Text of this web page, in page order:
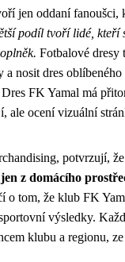
jen oddaní fanoušci,
podíl tvoří lidé, kteří
Fotbalové dresy
nosit dres
FK Yamal má
ale ocení vizuální
potvrzují,
z domácího
o tom, že klub FK
výsledky.
klubu a regionu,